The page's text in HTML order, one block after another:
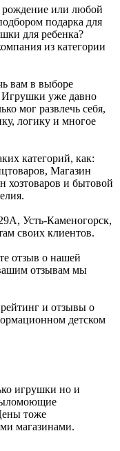
рождение или любой
подарка для
для ребенка?
из категории
вам в выборе
Игрушки уже давно
мог развлечь себя,
логику и многое
категорий, как:
Магазин
хозтоваров и бытовой
Усть-Каменогорск,
своих клиентов.
отзыв о нашей
отзывам мы
и отзывы о
детском
игрушки но и
тоже
магазинами.